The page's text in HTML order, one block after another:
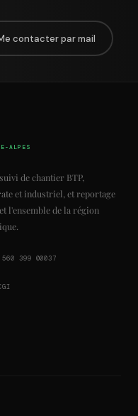
contacter par mail
ALPES
de chantier BTP,
et industriel, et reportage
l'ensemble de la région
560 399 00037